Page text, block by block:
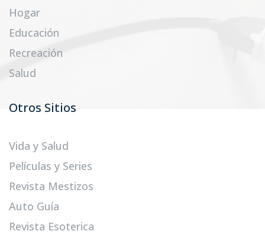
Hogar
Educación
Recreación
Salud
Otros Sitios
Vida y Salud
Películas y Series
Revista Mestizos
Auto Guía
Revista Esoterica